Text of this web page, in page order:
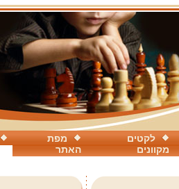
מפת
האתר
לקטים
מקוונים